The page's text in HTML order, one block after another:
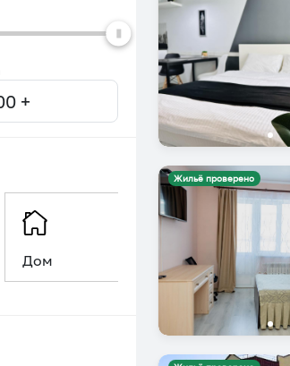
dates.
Дом Уникальное
Жильё проверено